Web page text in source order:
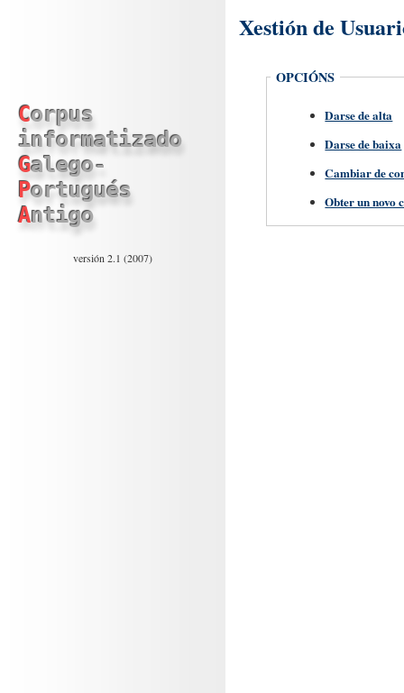
Corpus
informatizado
Galego-
Portugués
Antigo
versión 2.1 (2007)
Xestión de
OPCIÓNS
Darse de alta
Darse de baixa
Cambiar de
Obter un novo